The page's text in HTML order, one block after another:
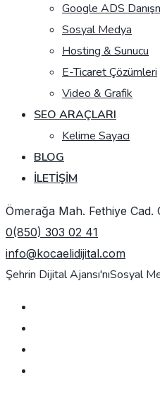
Google ADS
Sosyal Medya
Hosting & Sunucu
E-Ticaret Çözümleri
Video & Grafik
SEO ARAÇLARI
Kelime Sayacı
BLOG
İLETIŞIM
Ömerağa Mah. Fethiye Cad.
0(850) 303 02 41
info@kocaelidijital.com
Şehrin Dijital Ajansı'nıSosyal